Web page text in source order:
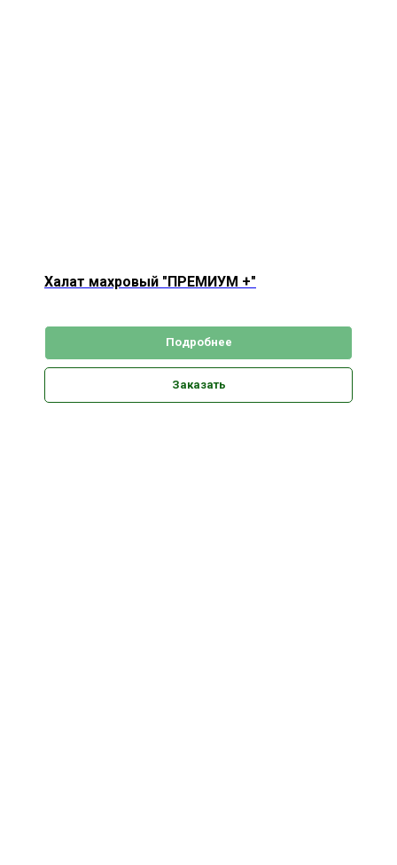
Халат махровый "ПРЕМИУМ +"
Подробнее
Заказать